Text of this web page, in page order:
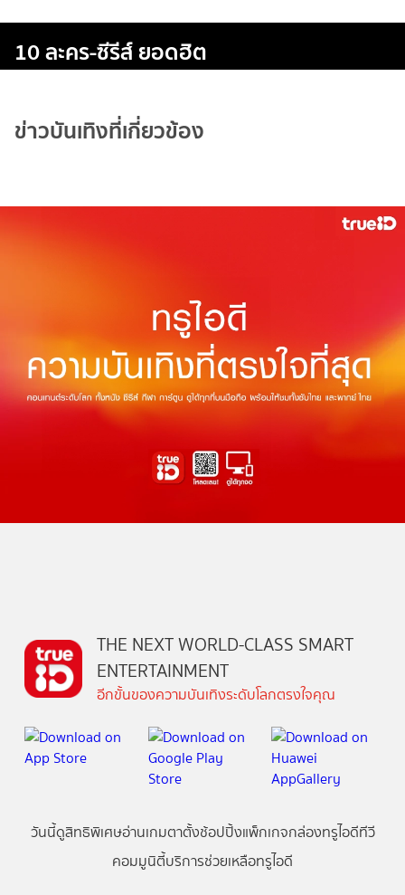
10 ละคร-ซีรีส์ ยอดฮิต
ข่าวบันเทิงที่เกี่ยวข้อง
THE NEXT WORLD-CLASS SMART
ENTERTAINMENT
อีกขั้นของความบันเทิงระดับโลกตรงใจคุณ
วันนี้ดูสิทธิพิเศษอ่านเกมตาตั้งช้อปปิ้งแพ็กเกจกล่องทรูไอดีทีวี
คอมมูนิตี้บริการช่วยเหลือทรูไอดี